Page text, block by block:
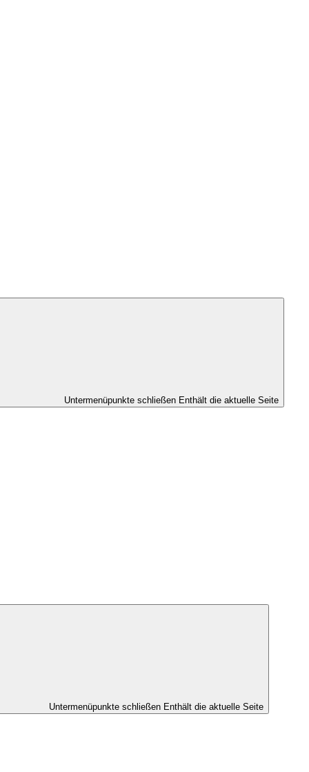
Untermenüpunkte schließen Enthält die aktuelle Seite
Untermenüpunkte schließen Enthält die aktuelle Seite